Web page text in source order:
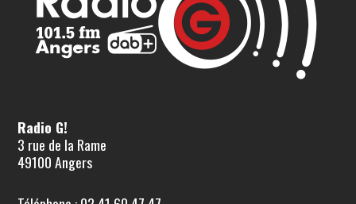
Radio G!
3 rue de la Rame
49100 Angers